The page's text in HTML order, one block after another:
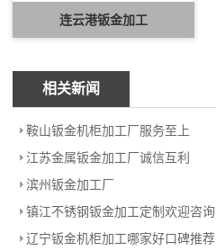
连云港钣金加工
相关新闻
鞍山钣金机柜加工厂服务至上
江苏金属钣金加工厂诚信互利
滨州钣金加工厂
镇江不锈钢钣金加工定制欢迎咨询
辽宁钣金机柜加工哪家好口碑推荐